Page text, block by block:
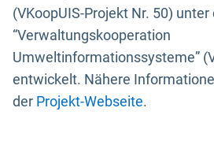
(VKoopUIS-Projekt Nr. 50) unter
“Verwaltungskooperation
Umweltinformationssysteme”
entwickelt. Nähere
der Projekt-Webseite.